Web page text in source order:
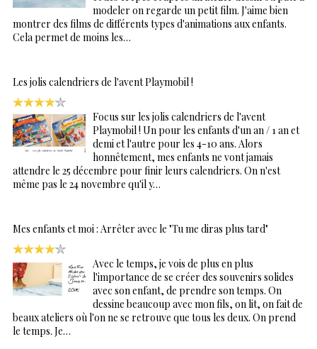
modeler on regarde un petit film. J'aime bien
montrer des films de différents types d'animations aux enfants.
Cela permet de moins les…
Les jolis calendriers de l'avent Playmobil !
Focus sur les jolis calendriers de l'avent
Playmobil ! Un pour les enfants d'un an / 1 an et
demi et l'autre pour les 4-10 ans. Alors
honnêtement, mes enfants ne vont jamais
attendre le 25 décembre pour finir leurs calendriers. On n'est
même pas le 24 novembre qu'il y…
Mes enfants et moi : Arrêter avec le "Tu me diras plus tard"
Avec le temps, je vois de plus en plus
l'importance de se créer des souvenirs solides
avec son enfant, de prendre son temps. On
dessine beaucoup avec mon fils, on lit, on fait de
beaux ateliers où l'on ne se retrouve que tous les deux. On prend
le temps. Je…